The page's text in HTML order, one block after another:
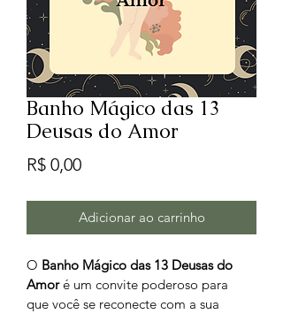
Banho Mágico das 13
Deusas do Amor
R$ 0,00Preço
Adicionar ao carrinho
O Banho Mágico das 13 Deusas do
Amor é um convite poderoso para
que você se reconecte com a sua